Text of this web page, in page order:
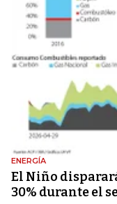
ENERGÍA
El Niño
30% durante el